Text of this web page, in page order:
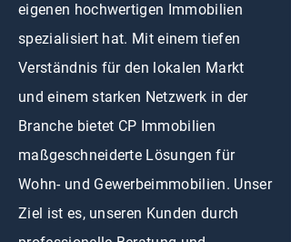
eigenen hochwertigen Immobilien
spezialisiert hat. Mit einem tiefen
Verständnis für den lokalen Markt
und einem starken Netzwerk in der
Branche bietet CP Immobilien
maßgeschneiderte Lösungen für
Wohn- und Gewerbeimmobilien. Unser
Ziel ist es, unseren Kunden durch